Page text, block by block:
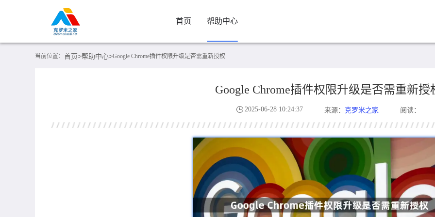
首页 帮助中心
当前位置： 首页>帮助中心>Google Chrome插件权限升级是否需重新授权
Google Chrome插件权限升级是否需重新授
2025-06-28 10:24:37 来源： 克罗米之家 阅读：